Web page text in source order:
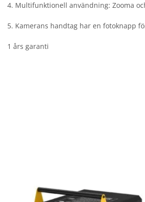
4. Multifunktionell användning: Zooma
5. Kamerans handtag har en fotoknapp
1 års garanti